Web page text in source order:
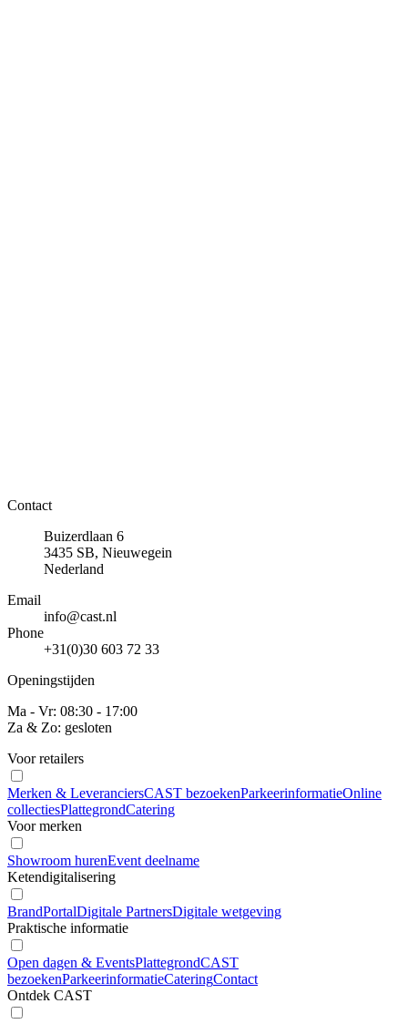
Contact
Buizerdlaan 6
3435 SB, Nieuwegein
Nederland
Email
info@cast.nl
Phone
+31(0)30 603 72 33
Openingstijden
Ma - Vr: 08:30 - 17:00
Za & Zo: gesloten
Voor retailers
Merken & LeveranciersCAST bezoekenParkeerinformatieOnline
collectiesPlattegrondCatering
Voor merken
Showroom hurenEvent deelname
Ketendigitalisering
BrandPortalDigitale PartnersDigitale wetgeving
Praktische informatie
Open dagen & EventsPlattegrondCAST
bezoekenParkeerinformatieCateringContact
Ontdek CAST